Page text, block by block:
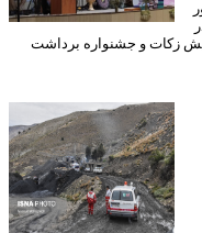
و جشنواره برداشت